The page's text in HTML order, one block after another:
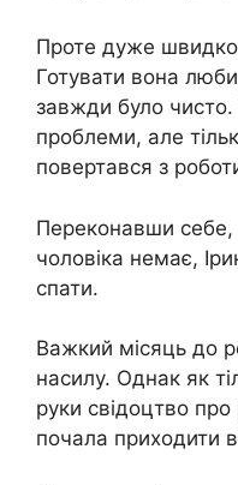
Проте дуже швидко
Готувати вона
завжди було чисто.
проблеми, але
повертався з
Переконавши себе,
чоловіка немає,
спати.
Важкий місяць до
насилу. Однак як
руки свідоцтво
почала приходити